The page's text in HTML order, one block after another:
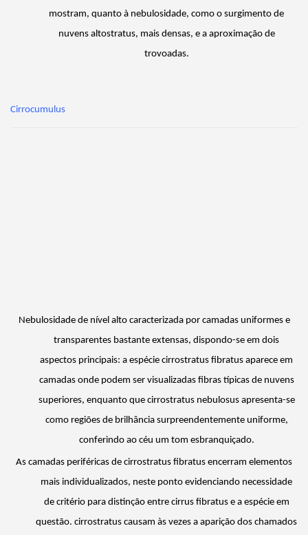
mostram, quanto à nebulosidade, como o surgimento de
nuvens altostratus, mais densas, e a aproximação de
trovoadas.
Cirrocumulus
Nebulosidade de nível alto caracterizada por camadas uniformes e
transparentes bastante extensas, dispondo-se em dois
aspectos principais: a espécie cirrostratusfibratus aparece em
camadas onde podem ser visualizadas fibras típicas de nuvens
superiores, enquanto que cirrostratus nebulosusapresenta-se
como regiões de brilhânciasurpreendentemente uniforme,
conferindo ao céu um tom esbranquiçado.
As camadas periféricas de cirrostratus fibratus encerram elementos
mais individualizados, neste ponto evidenciando necessidade
de critério para distinção entre cirrus fibratuse a espécie em
questão. cirrostratus causam às vezes a aparição dos chamados